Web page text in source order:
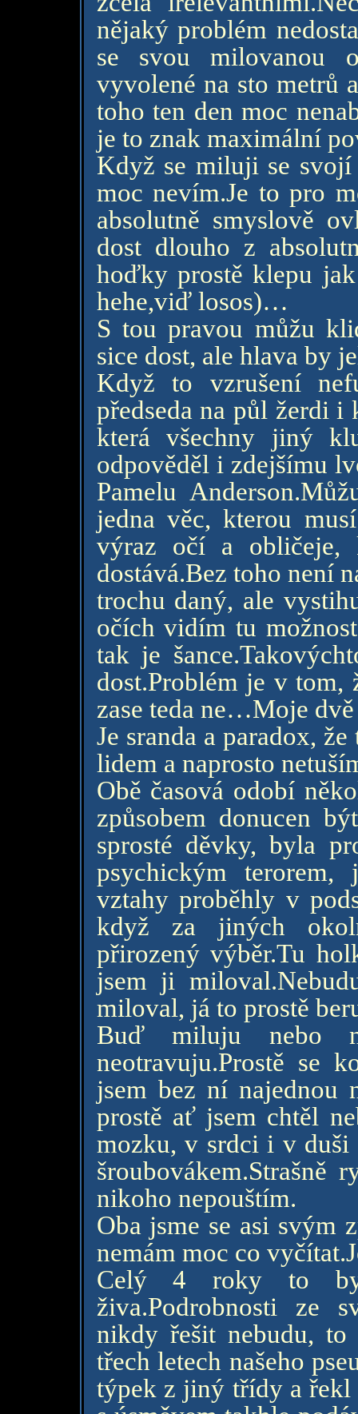
nějaký problém
se svou milovanou
vyvolené na sto metrů
toho ten den moc
je to znak maximální
Když se miluji se svojí
moc nevím.Je to pro
absolutně smyslově
dost dlouho z
hoďky prostě klepu
hehe,viď losos)…
S tou pravou můžu
sice dost, ale hlava by
Když to vzrušení
předseda na půl žerdi i
která všechny jiný
odpověděl i zdejšímu
Pamelu
jedna věc, kterou
výraz očí a obličeje,
dostává.Bez toho není
trochu daný, ale
očích vidím tu
tak je
dost.Problém je v
zase teda ne…Moje
Je sranda a paradox,
lidem a naprosto
Obě časová odobí
způsobem donucen
sprosté děvky, byla
psychickým terorem,
vztahy proběhly v
když za jiných
přirozený výběr.Tu
jsem ji
miloval, já to prostě
Buď miluju nebo
neotravuju.Prostě se
jsem bez ní najednou
prostě ať jsem chtěl
mozku, v srdci i v duši
nikoho nepouštím.
Oba jsme se asi svým
nemám moc co
Celý 4 roky to
živa.Podrobnosti ze
nikdy řešit nebudu,
třech letech našeho
týpek z jiný třídy a řekl